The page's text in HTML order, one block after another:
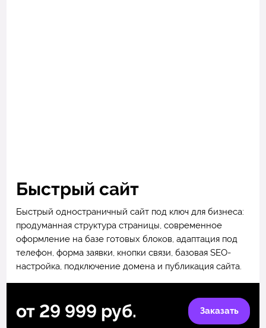
Быстрый сайт
Быстрый одностраничный сайт под ключ для бизнеса:
продуманная структура страницы, современное
оформление на базе готовых блоков, адаптация под
телефон, форма заявки, кнопки связи, базовая SEO-
настройка, подключение домена и публикация сайта.
от 29 999 руб. Заказать